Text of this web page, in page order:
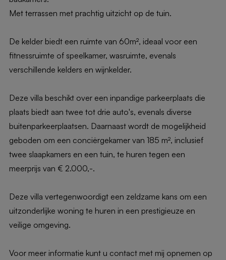
Met terrassen met prachtig uitzicht op de tuin.
De kelder biedt een ruimte van 60m², ideaal voor een
fitnessruimte of speelkamer, wasruimte, evenals
verschillende kelders en wijnkelder.
Deze villa beschikt over een inpandige parkeerplaats die
plaats biedt aan twee tot drie auto's, evenals diverse
buitenparkeerplaatsen. Daarnaast wordt de mogelijkheid
geboden om een ​​conciërgekamer van 185 m², inclusief
twee slaapkamers en een tuin, te huren tegen een
meerprijs van € 2.000,-.
Deze villa vertegenwoordigt een zeldzame kans om een ​​
uitzonderlijke woning te huren in een prestigieuze en
veilige omgeving.
Voor meer informatie kunt u contact met mij opnemen op